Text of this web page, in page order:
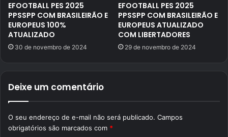
EFOOTBALL PES 2025
PPSSPP COM BRASILEIRÃO E
EUROPEUS 100%
ATUALIZADO
30 de novembro de 2024
EFOOTBALL PES 2025
PPSSPP COM BRASILEIRÃO E
EUROPEUS ATUALIZADO
COM LIBERTADORES
29 de novembro de 2024
Deixe um comentário
O seu endereço de e-mail não será publicado. Campos
obrigatórios são marcados com *